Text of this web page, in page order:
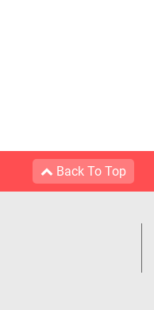
Back To Top